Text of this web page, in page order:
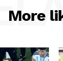
More